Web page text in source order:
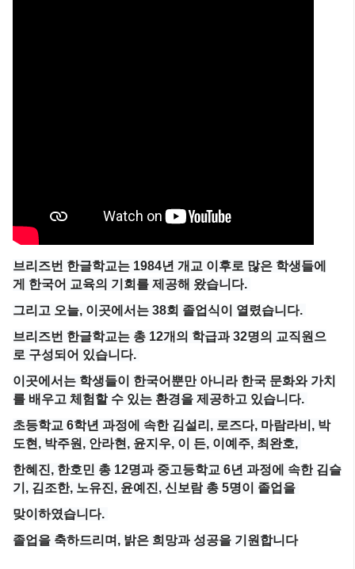
브리즈번 한글학교는 1984년 개교 이후로 많은 학생들에
게
한국어 교육의 기회를 제공해 왔습니다.
그리고 오늘, 이곳에서는 38회 졸업식이 열렸습니다.
브리즈번 한글학교는 총 12개의 학급과 32명의 교직원으
로 구성되어 있습니다.
이곳에서는 학생들이 한국어뿐만 아니라 한국 문화와 가치
를 배우고 체험할 수 있는 환경을 제공하고 있습니다.
초등학교 6학년 과정에 속한 김설리 , 로즈다, 마람라비 , 박
도현 , 박주원 , 안라현 , 윤지우, 이 든, 이예주, 최완호,
한혜진, 한호민 총 12명과 중고등학교 6년 과정에 속한 김슬
기 , 김조한, 노유진, 윤예진, 신보람 총 5명이
졸업을
맞이하였습니다.
졸업을 축하드리며 , 밝은 희망과 성공을 기원합니다